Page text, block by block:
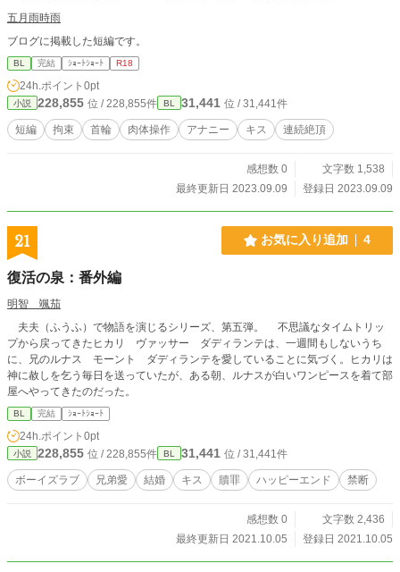
五月雨時雨
ブログに掲載した短編です。
BL 完結 ｼｮｰﾄｼｮｰﾄ R18
24h.ポイント 0pt
小説 228,855 位 / 228,855件 BL 31,441 位 / 31,441件
短編 拘束 首輪 肉体操作 アナニー キス 連続絶頂
感想数 0
文字数 1,538
最終更新日 2023.09.09
登録日 2023.09.09
21 お気に入り追加 4
復活の泉：番外編
明智 颯茄
夫夫（ふうふ）で物語を演じるシリーズ、第五弾。 不思議なタイムトリッ
プから戻ってきたヒカリ ヴァッサー ダディランテは、一週間もしないうち
に、兄のルナス モーント ダディランテを愛していることに気づく。ヒカリは
神に赦しを乞う毎日を送っていたが、ある朝、ルナスが白いワンピースを着て部
屋へやってきたのだった。
BL 完結 ｼｮｰﾄｼｮｰﾄ
24h.ポイント 0pt
小説 228,855 位 / 228,855件 BL 31,441 位 / 31,441件
ボーイズラブ 兄弟愛 結婚 キス 贖罪 ハッピーエンド 禁断
感想数 0
文字数 2,436
最終更新日 2021.10.05
登録日 2021.10.05